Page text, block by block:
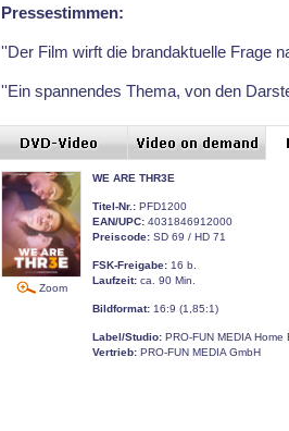
Pressestimmen:
''Der Film wirft die brandaktuelle Frage
''Ein spannendes Thema, von den
Zoom
WE ARE THR3E
Titel-Nr.: PFD1200
EAN/UPC: 4031846912000
Preiscode: SD 69 / HD 71
FSK-Freigabe: 16 b.
Laufzeit: ca. 90 Min.
Bildformat: 16:9 (1,85:1)
Label/Studio: PRO-FUN MEDIA Home
Vertrieb: PRO-FUN MEDIA GmbH